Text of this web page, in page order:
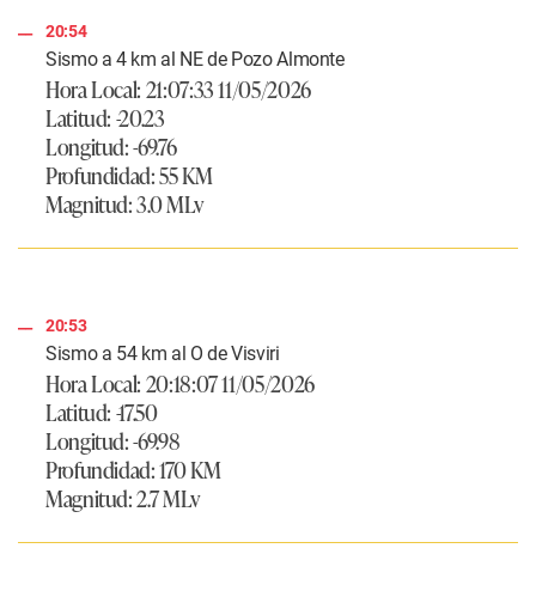
20:54
Sismo a 4 km al NE de Pozo Almonte
Hora Local: 21:07:33 11/05/2026
Latitud: -20.23
Longitud: -69.76
Profundidad: 55 KM
Magnitud: 3.0 MLv
20:53
Sismo a 54 km al O de Visviri
Hora Local: 20:18:07 11/05/2026
Latitud: -17.50
Longitud: -69.98
Profundidad: 170 KM
Magnitud: 2.7 MLv